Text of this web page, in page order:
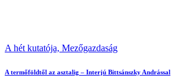
A hét kutatója, Mezőgazdaság
A termőföldtől az asztalig – Interjú Bittsánszky Andrással